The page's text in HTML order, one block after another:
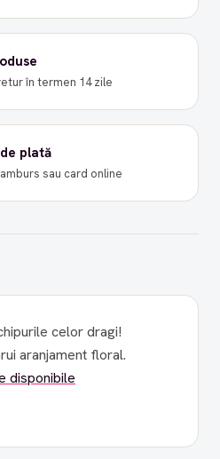
în termen 14 zile
plată
sau card online
celor dragi!
aranjament floral.
disponibile